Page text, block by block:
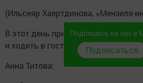
(Ильсеяр Хаертдинова, «Мензеля-
В этот день принято просить друг
и ходить в гости на блины.
Анна Титова:
Подпишись на нас в
Подписаться